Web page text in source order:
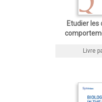
Etudier
Livre